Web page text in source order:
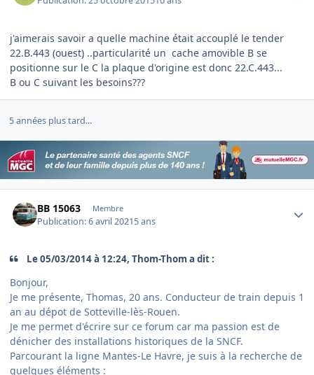
j'aimerais savoir a quelle machine était accouplé le tender
22.B.443 (ouest) ..particularité un cache amovible B se
positionne sur le C la plaque d'origine est donc 22.C.443...
B ou C suivant les besoins???
5 années plus tard...
BB 15063 Membre
Publication:6 avril 20215 ans
Le 05/03/2014 à 12:24, Thom-Thom a dit :
Bonjour,
Je me présente, Thomas, 20 ans. Conducteur de train depuis 1
an au dépot de Sotteville-lès-Rouen.
Je me permet d'écrire sur ce forum car ma passion est de
dénicher des installations historiques de la SNCF.
Parcourant la ligne Mantes-Le Havre, je suis à la recherche de
quelques éléments :